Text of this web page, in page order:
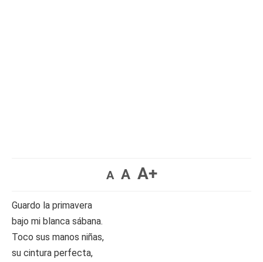
A A A+
Guardo la primavera
bajo mi blanca sábana.
Toco sus manos niñas,
su cintura perfecta,